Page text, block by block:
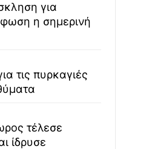
για
η σημερινή
τις πυρκαγιές
τέλεσε
ίδρυσε